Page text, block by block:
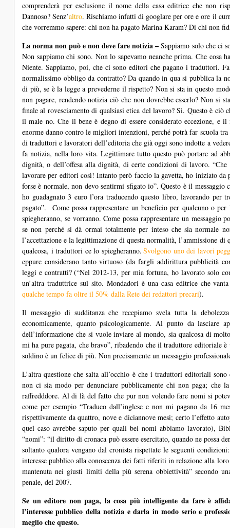
comprenderà per esclusione il nome della casa editrice che non
Dannoso? Senz’altro. Rischiamo infatti di googlare per ore e ore il
che vorremmo sapere: chi non ha pagato Marina Karam? Di chi non
La norma non può e non deve fare notizia – Sappiamo solo che ci
Non sappiamo chi sono. Non lo sapevamo neanche prima. Che cosa
Niente. Sappiamo, poi, che ci sono editori che pagano i traduttori.
normalissimo obbligo da contratto? Da quando in qua si pubblica la
di più, se è la legge a prevederne il rispetto? Non si sta in questo
non pagare, rendendo notizia ciò che non dovrebbe esserlo? Non si
finale al rovesciamento di qualsiasi etica del lavoro? Sì. Questo è ciò
il male no. Che il bene è degno di essere considerato eccezione, e
enorme danno contro le migliori intenzioni, perché potrà far scuola tra
di traduttori e lavoratori dell’editoria che già oggi sono indotte a
fa notizia, nella loro vita. Legittimare tutto questo può portare ad
dignità, o dell’offesa alla dignità, di certe condizioni di lavoro.
lavorare per editori così! Intanto però faccio la gavetta, ho iniziato
forse è normale, non devo sentirmi sfigato io”. Questo è il messaggio
ho guadagnato 3 euro l’ora traducendo questo libro, lavorando
pagato”. Come possa rappresentare un beneficio per qualcuno o
spiegheranno, se vorranno. Come possa rappresentare un
se non perché si dà ormai totalmente per inteso che sia normale
l’accettazione e la legittimazione di questa normalità, l’ammissione di
qualcosa, i traduttori ce lo spiegheranno. Svolgono uno dei lavori
eppure considerano tanto virtuoso (da fargli addirittura pubblicità
leggi e contratti? (“Nel 2012-13, per mia fortuna, ho lavorato solo
un’altra traduttrice sul sito. Mondadori è una casa editrice che
qualche tempo fa oltre il 50% dalla Rete dei redattori precari).
Il messaggio di sudditanza che recepiamo svela tutta la
economicamente, quanto psicologicamente. Al punto da
dell’informazione che si vuole inviare al mondo, sia qualcosa di
mi ha pure pagata, che bravo”, ribadendo che il traduttore editoriale
soldino è un felice di più. Non precisamente un messaggio
L’altra questione che salta all’occhio è che i traduttori editoriali
non ci sia modo per denunciare pubblicamente chi non paga; che
raffredddore. Al di là del fatto che pur non volendo fare nomi si
come per esempio “Traduco dall’inglese e non mi pagano da 16
rispettivamente da quattro, nove e diciannove mesi; certo l’effetto
quel caso avrebbe saputo per quali bei nomi abbiamo lavorato),
“nomi”: “il diritto di cronaca può essere esercitato, quando ne possa
soltanto qualora vengano dal cronista rispettate le seguenti
interesse pubblico alla conoscenza dei fatti riferiti in relazione alla
mantenuta nei giusti limiti della più serena obbiettività” secondo
penale, del 2007.
Se un editore non paga, la cosa più intelligente da fare è
l’interesse pubblico della notizia e darla in modo serio e
meglio che questo.